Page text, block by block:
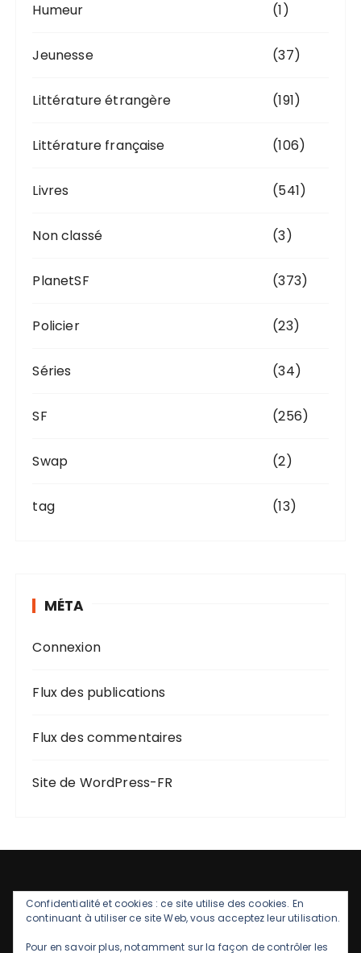
Humeur (1)
Jeunesse (37)
Littérature étrangère (191)
Littérature française (106)
Livres (541)
Non classé (3)
PlanetSF (373)
Policier (23)
Séries (34)
SF (256)
Swap (2)
tag (13)
MÉTA
Connexion
Flux des publications
Flux des commentaires
Site de WordPress-FR
Confidentialité et cookies : ce site utilise des cookies. En
continuant à utiliser ce site Web, vous acceptez leur utilisation.
Pour en savoir plus, notamment sur la façon de contrôler les